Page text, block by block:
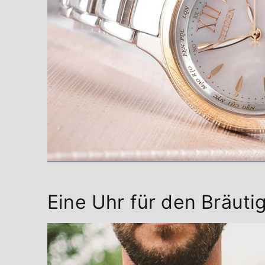
Eine Uhr für den